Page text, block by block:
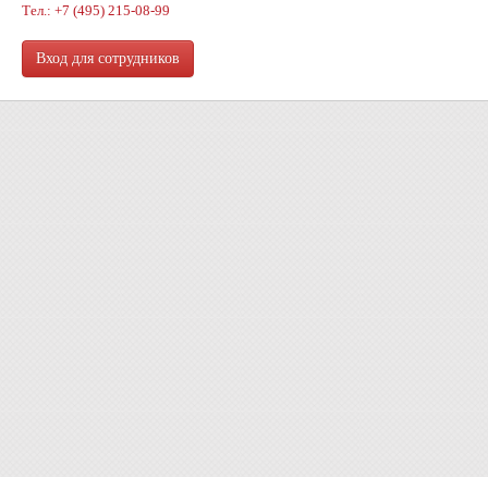
Тел.: +7 (495) 215-08-99
Вход для сотрудников